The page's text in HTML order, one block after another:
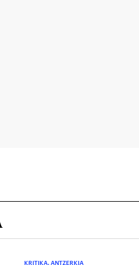
KRITIKA. ANTZERKIA